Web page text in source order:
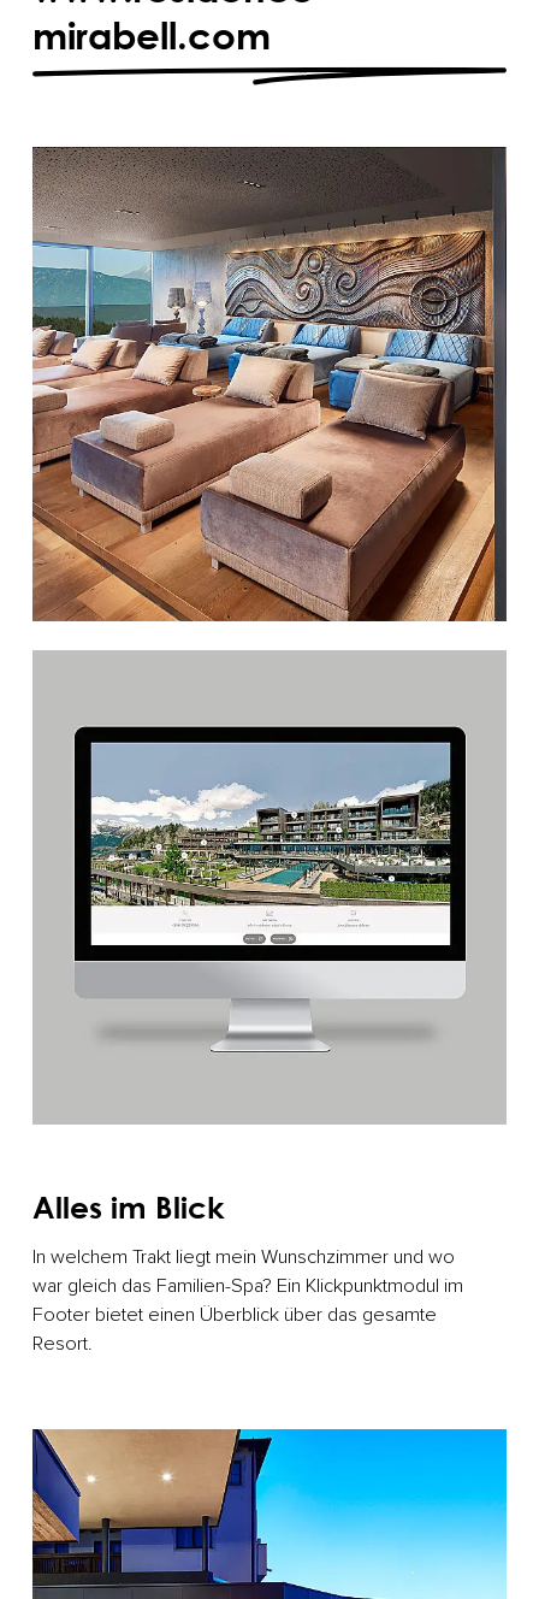
mirabell.com
Alles im Blick
In welchem Trakt liegt mein Wunschzimmer und wo
war gleich das Familien-Spa? Ein Klickpunktmodul im
Footer bietet einen Überblick über das gesamte
Resort.